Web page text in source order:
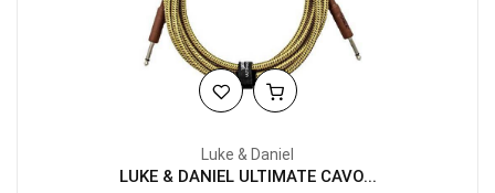
Luke & Daniel
LUKE & DANIEL ULTIMATE CAVO...